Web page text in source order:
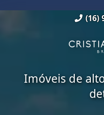
(16)
Imóveis de